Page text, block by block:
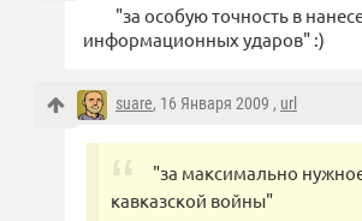
"за особую точность в
информационных ударов" :)
suare, 16 Января 2009 , url
"за максимально
кавказской войны"